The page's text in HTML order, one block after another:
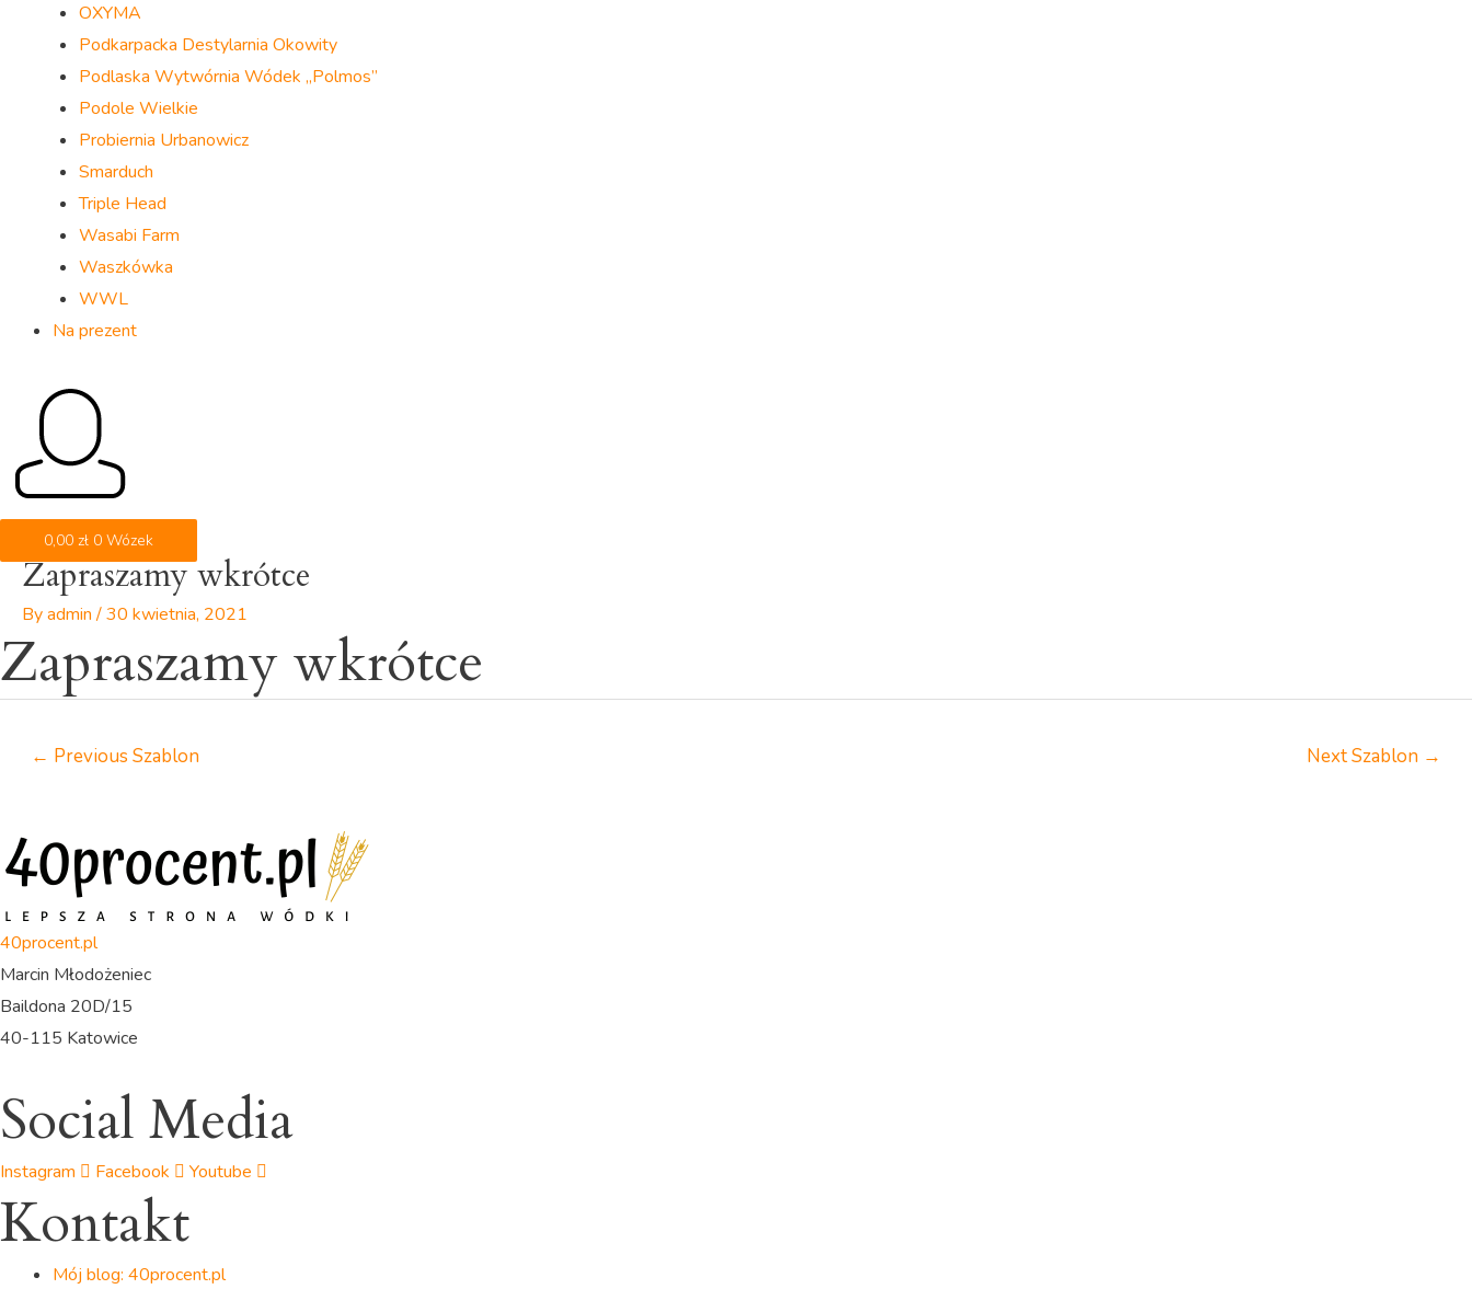
OXYMA
Podkarpacka Destylarnia Okowity
Podlaska Wytwórnia Wódek „Polmos”
Podole Wielkie
Probiernia Urbanowicz
Smarduch
Triple Head
Wasabi Farm
Waszkówka
WWL
Na prezent
0,00 zł 0 Wózek
Zapraszamy wkrótce
Byadmin/30 kwietnia, 2021
Zapraszamy wkrótce
Nawigacja
wpisu
← Previous Szablon Next Szablon →
40procent.pl
Marcin Młodożeniec
Baildona 20D/15
40-115 Katowice
Social Media
Instagram Facebook Youtube
Kontakt
Mój blog: 40procent.pl